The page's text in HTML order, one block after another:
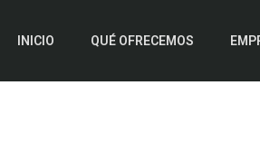
INICIO QUÉ OFRECEMOS